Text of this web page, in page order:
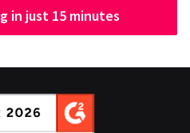
in just 15 minutes